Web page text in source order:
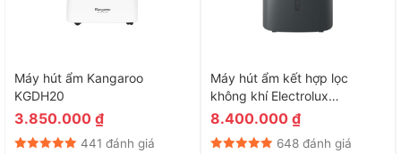
Máy hút ẩm Kangaroo
KGDH20
3.850.000 ₫
441 đánh giá
Máy hút ẩm kết hợp lọc
không khí Electrolux
EDH16TRBD3
8.400.000 ₫
648 đánh giá